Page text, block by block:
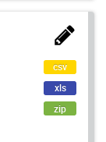
csv
xls
zip